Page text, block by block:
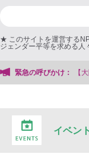
★ このサイトを運営する
ジェンダー平等を求める人
緊急の呼びかけ：
地検検事正による女性検
イベン